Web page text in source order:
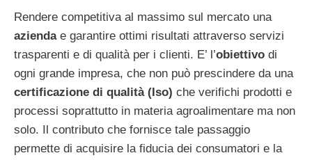
Rendere competitiva al massimo sul mercato una
aziendae garantire ottimi risultati attraverso servizi
trasparenti e di qualità per i clienti. E’ l’obiettivo di
ogni grande impresa, che non può prescindere da una
certificazione di qualità (Iso) che verifichi prodotti e
processi soprattutto in materia agroalimentare ma non
solo. Il contributo che fornisce tale passaggio
permette di acquisire la fiducia dei consumatori e la